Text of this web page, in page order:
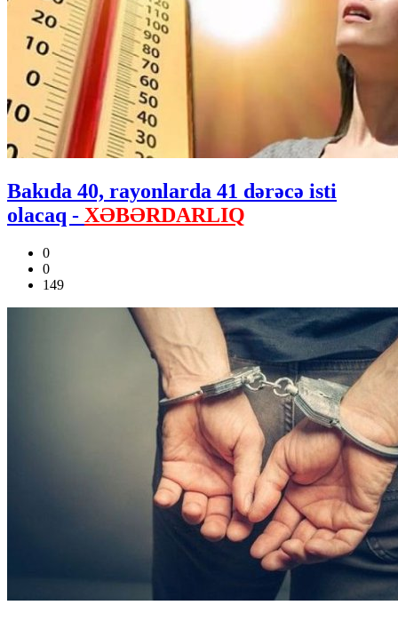
Bakıda 40, rayonlarda 41 dərəcə isti
olacaq - XƏBƏRDARLIQ
0
0
149